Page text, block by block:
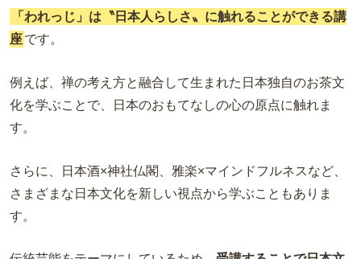
「われっじ」は〝日本人らしさ〟に触れることができる講
座です。
例えば、禅の考え方と融合して生まれた日本独自のお茶文
化を学ぶことで、日本のおもてなしの心の原点に触れま
す。
さらに、日本酒×神社仏閣、雅楽×マインドフルネスなど、
さまざまな日本文化を新しい視点から学ぶこともありま
す。